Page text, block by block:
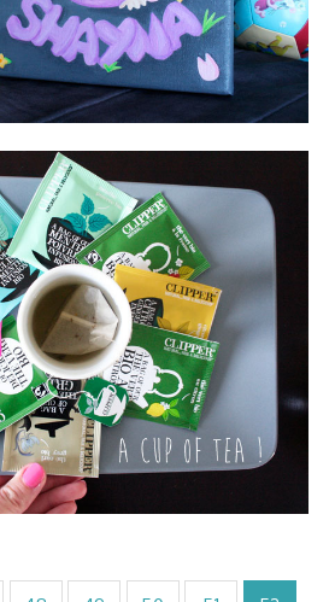
Love tea
et Infusions
Clipper
2013 25042012